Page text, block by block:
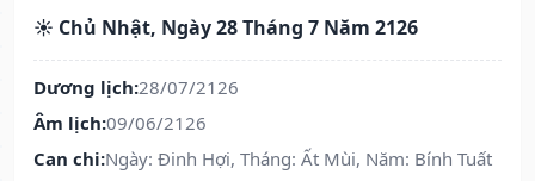
☀️ Chủ Nhật, Ngày 28 Tháng 7 Năm 2126
Dương lịch:28/07/2126
Âm lịch:09/06/2126
Can chi:Ngày: Đinh Hợi, Tháng: Ất Mùi, Năm: Bính Tuất